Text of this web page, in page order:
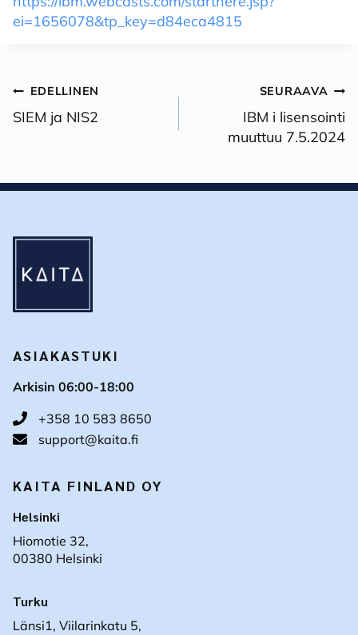
ei=1656078&tp_key=d84eca4815
Artikkelien
selaus
EDELLINEN
SIEM ja NIS2
SEURAAVA
IBM i lisensointi
muuttuu 7.5.2024
ASIAKASTUKI
Arkisin 06:00-18:00
+358 10 583 8650
support@kaita.fi
KAITA FINLAND OY
Helsinki
Hiomotie 32,
00380 Helsinki
Turku
Länsi1, Viilarinkatu 5,